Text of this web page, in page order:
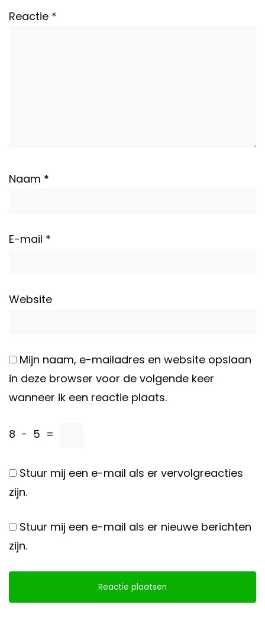
Reactie *
Naam *
E-mail *
Website
Mijn naam, e-mailadres en website opslaan
in deze browser voor de volgende keer
wanneer ik een reactie plaats.
8 − 5 =
Stuur mij een e-mail als er vervolgreacties
zijn.
Stuur mij een e-mail als er nieuwe berichten
zijn.